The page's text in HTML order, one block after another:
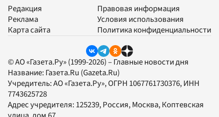
Редакция
Реклама
Карта сайта
Правовая информация
Условия использования
Политика конфиденциальности
© АО «Газета.Ру» (1999-2026) – Главные новости дня
Название: Газета.Ru (Gazeta.Ru)
Учредитель:АО «Газета.Ру», ОГРН 1067761730376, ИНН
7743625728
Адрес учредителя: 125239, Россия, Москва, Коптевская